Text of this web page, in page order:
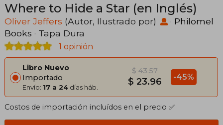
Where to Hide a Star (en Inglés)
Oliver Jeffers (Autor, Ilustrado por) · Philomel
Books · Tapa Dura
1 opinión
Libro Nuevo
Importado
Envío: 17 a 24 días háb.
$ 43.57
$ 23.96 -45%
Costos de importación incluídos en el precio ✅